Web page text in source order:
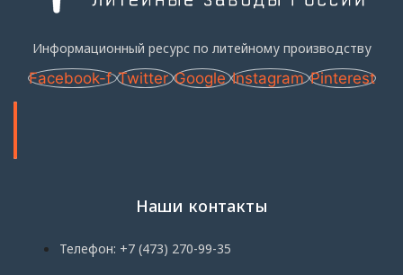
Информационный ресурс по литейному производству
Facebook-f Twitter Google Instagram Pinterest
Наши контакты
Телефон: +7 (473) 270-99-35